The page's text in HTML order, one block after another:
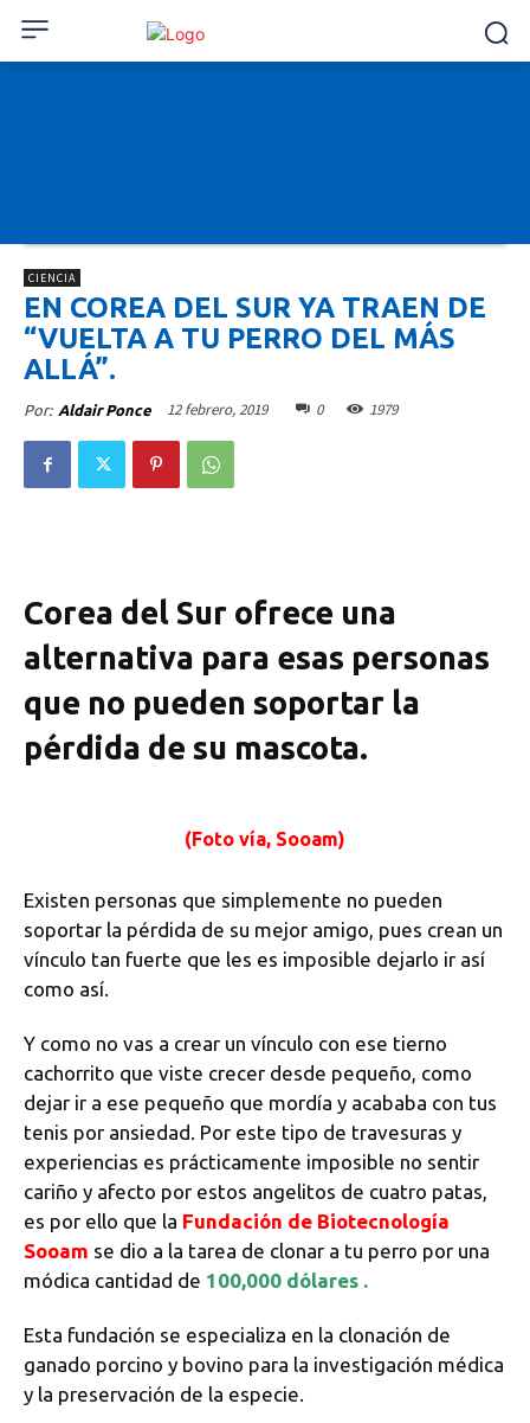
CIENCIA
EN COREA DEL SUR YA TRAEN DE
“VUELTA A TU PERRO DEL MÁS
ALLÁ”.
Por: Aldair Ponce 12 febrero, 2019 0 1979
Corea del Sur ofrece una
alternativa para esas personas
que no pueden soportar la
pérdida de su mascota.
(Foto vía, Sooam)
Existen personas que simplemente no pueden
soportar la pérdida de su mejor amigo, pues crean un
vínculo tan fuerte que les es imposible dejarlo ir así
como así.
Y como no vas a crear un vínculo con ese tierno
cachorrito que viste crecer desde pequeño, como
dejar ir a ese pequeño que mordía y acababa con tus
tenis por ansiedad. Por este tipo de travesuras y
experiencias es prácticamente imposible no sentir
cariño y afecto por estos angelitos de cuatro patas,
es por ello que la Fundación de Biotecnología
Sooam se dio a la tarea de clonar a tu perro por una
módica cantidad de 100,000 dólares .
Esta fundación se especializa en la clonación de
ganado porcino y bovino para la investigación médica
y la preservación de la especie.